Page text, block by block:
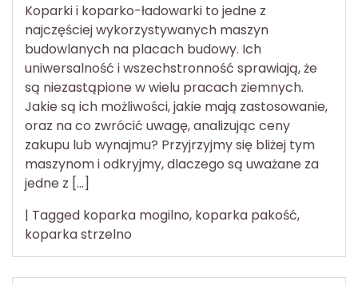
Koparki i koparko-ładowarki to jedne z
najczęściej wykorzystywanych maszyn
budowlanych na placach budowy. Ich
uniwersalność i wszechstronność sprawiają, że
są niezastąpione w wielu pracach ziemnych.
Jakie są ich możliwości, jakie mają zastosowanie,
oraz na co zwrócić uwagę, analizując ceny
zakupu lub wynajmu? Przyjrzyjmy się bliżej tym
maszynom i odkryjmy, dlaczego są uważane za
jedne z […]
| Tagged koparka mogilno, koparka pakość,
koparka strzelno